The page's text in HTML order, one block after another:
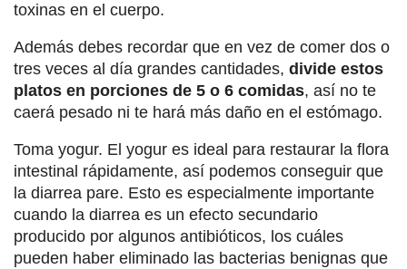
toxinas en el cuerpo.
Además debes recordar que en vez de comer dos o
tres veces al día grandes cantidades, divide estos
platos en porciones de 5 o 6 comidas, así no te
caerá pesado ni te hará más daño en el estómago.
Toma yogur. El yogur es ideal para restaurar la flora
intestinal rápidamente, así podemos conseguir que
la diarrea pare. Esto es especialmente importante
cuando la diarrea es un efecto secundario
producido por algunos antibióticos, los cuáles
pueden haber eliminado las bacterias benignas que